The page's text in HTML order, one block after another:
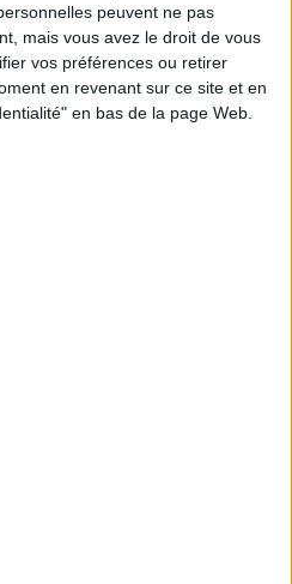
peuvent ne pas
mais vous avez le droit de vous
vos préférences ou retirer
en revenant sur ce site et en
en bas de la page Web.
par des féculents ?
du 05/08/2026